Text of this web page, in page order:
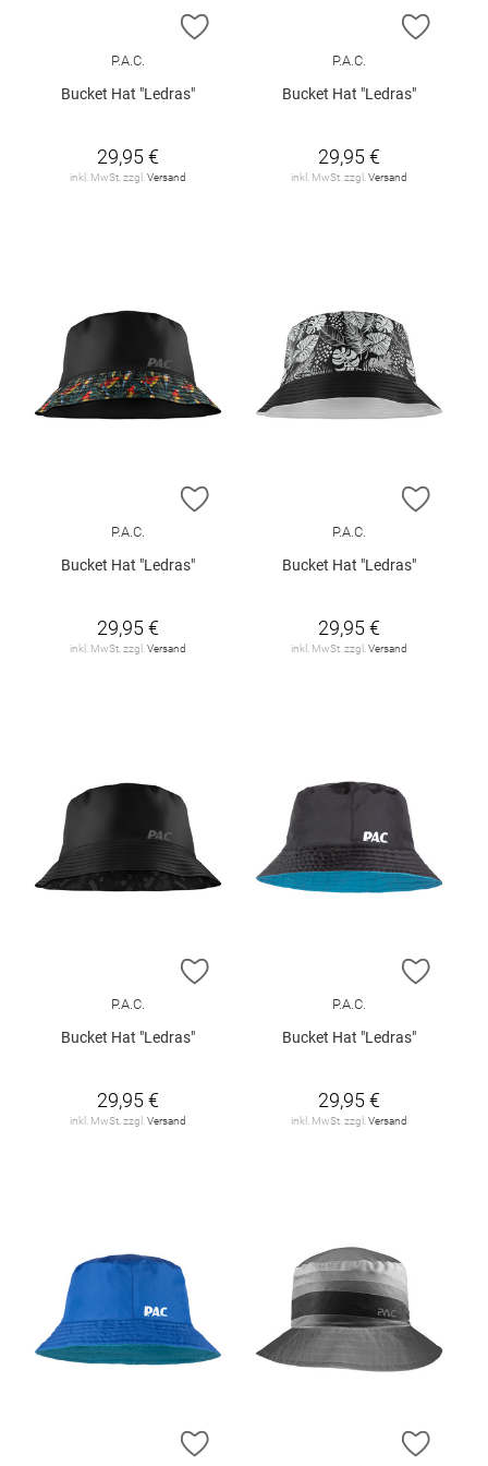
ZUR WUNSCHLISTE HINZUFÜGEN
P.A.C.
Bucket Hat "Ledras"
29,95 €
inkl. MwSt. zzgl. Versand
ZUR
P.A.C.
Bucket Hat "Ledras"
29,95 €
inkl. MwSt. zzgl. Versand
ZUR WUNSCHLISTE HINZUFÜGEN
P.A.C.
Bucket Hat "Ledras"
29,95 €
inkl. MwSt. zzgl.Versand
ZUR
P.A.C.
Bucket Hat "Ledras"
29,95 €
inkl. MwSt. zzgl.Versand
ZUR WUNSCHLISTE HINZUFÜGEN
P.A.C.
Bucket Hat "Ledras"
29,95 €
inkl. MwSt. zzgl.Versand
ZUR
P.A.C.
Bucket Hat "Ledras"
29,95 €
inkl. MwSt. zzgl.Versand
ZUR WUNSCHLISTE HINZUFÜGEN
ZUR